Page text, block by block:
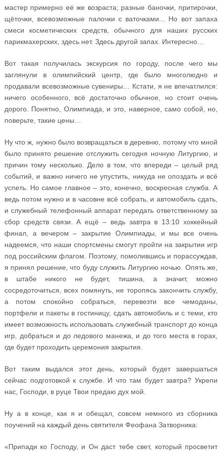
мастер примерно её же возраста; разные баночки, притирочки,
щёточки, всевозможные палочки с ваточками... Но вот запаха
смеси косметических средств, обычного для наших русских
парикмахерских, здесь нет. Здесь другой запах. Интересно…
Вот такая получилась экскурсия по городу, после чего мы
заглянули в олимпийский центр, где было многолюдно и
продавали всевозможные сувениры… Кстати, я не впечатлился:
ничего особенного, всё достаточно обычное, но стоит очень
дорого. Понятно, Олимпиада, и это, наверное, само собой, но,
поверьте, такие цены…
Ну что ж, нужно было возвращаться в деревню, потому что мной
было принято решение отслужить сегодня ночную Литургию, и
причин тому несколько. Дело в том, что впереди – целый ряд
событий, и важно ничего не упустить, никуда не опоздать и всё
успеть. Но самое главное – это, конечно, воскресная служба. А
ведь потом нужно и в часовне всё собрать, и автомобиль сдать,
и служебный телефонный аппарат передать ответственному за
сбор средств связи. А ещё – ведь завтра в 13:10 хоккейный
финал, а вечером – закрытие Олимпиады, и мы все очень
надеемся, что наши спортсмены смогут пройти на закрытии игр
под российским флагом. Поэтому, помолившись и порассуждав,
я принял решение, что буду служить Литургию ночью. Опять же,
в штабе никого не будет, тишина, а значит, можно
сосредоточиться, всех помянуть, не торопясь закончить службу,
а потом спокойно собраться, перевезти все чемоданы,
портфели и пакеты в гостиницу, сдать автомобиль и с теми, кто
имеет возможность использовать служебный транспорт до конца
игр, добраться и до ледового манежа, и до того места в горах,
где будет проходить церемония закрытия.
Вот таким выдался этот день, который будет завершаться
сейчас подготовкой к службе. И что там будет завтра? Укрепи
нас, Господи, в руце Твои предаю дух мой.
Ну а в конце, как я и обещал, совсем немного из сборника
поучений на каждый день святителя Феофана Затворника:
«Припади ко Господу, и Он даст тебе свет, который просветит